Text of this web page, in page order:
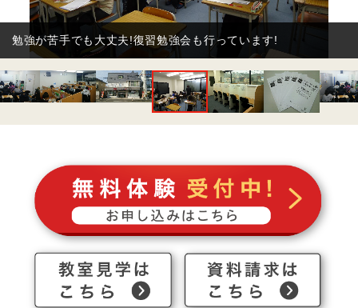
勉強が苦手でも大丈夫!復習勉強会も行っています!